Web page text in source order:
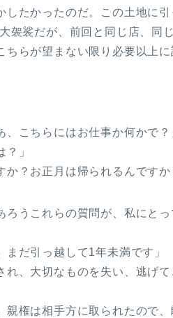
したかったのだ。この土地に
袈裟だが、前回と同じ店、同
ちらが望まない限り必要以上
、こちらにはお仕事か何かで？
？」
か？お正月は帰られるんですか
ろうこれらの質問が、私にとっ
まだ引っ越して1年未満です」
れ、大切なものを失い、逃
親権は相手方に取られたので